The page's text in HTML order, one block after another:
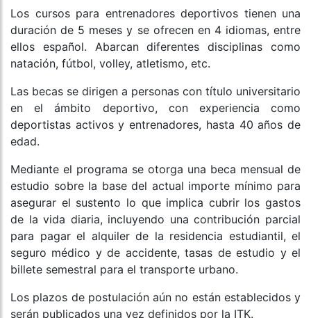
Los cursos para entrenadores deportivos tienen una
duración de 5 meses y se ofrecen en 4 idiomas, entre
ellos español. Abarcan diferentes disciplinas como
natación, fútbol, volley, atletismo, etc.
Las becas se dirigen a personas con título universitario
en el ámbito deportivo, con experiencia como
deportistas activos y entrenadores, hasta 40 años de
edad.
Mediante el programa se otorga una beca mensual de
estudio sobre la base del actual importe mínimo para
asegurar el sustento lo que implica cubrir los gastos
de la vida diaria, incluyendo una contribución parcial
para pagar el alquiler de la residencia estudiantil, el
seguro médico y de accidente, tasas de estudio y el
billete semestral para el transporte urbano.
Los plazos de postulación aún no están establecidos y
serán publicados una vez definidos por la ITK.